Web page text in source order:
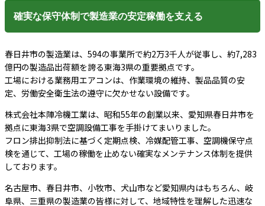
確実な保守体制で製造業の安定稼働を支える
春日井市の製造業は、594の事業所で約2万3千人が従事し、約7,283
億円の製造品出荷額を誇る東海3県の重要拠点です。
工場における業務用エアコンは、作業環境の維持、製品品質の安
定、労働安全衛生法の遵守に欠かせない設備です。
株式会社本陣冷機工業は、昭和55年の創業以来、愛知県春日井市を
拠点に東海3県で空調設備工事を手掛けてまいりました。
フロン排出抑制法に基づく定期点検、冷媒配管工事、空調機保守点
検を通じて、工場の稼働を止めない確実なメンテナンス体制を提供
しております。
名古屋市、春日井市、小牧市、犬山市など愛知県内はもちろん、岐
阜県、三重県の製造業の皆様に対して、地域特性を理解した迅速な